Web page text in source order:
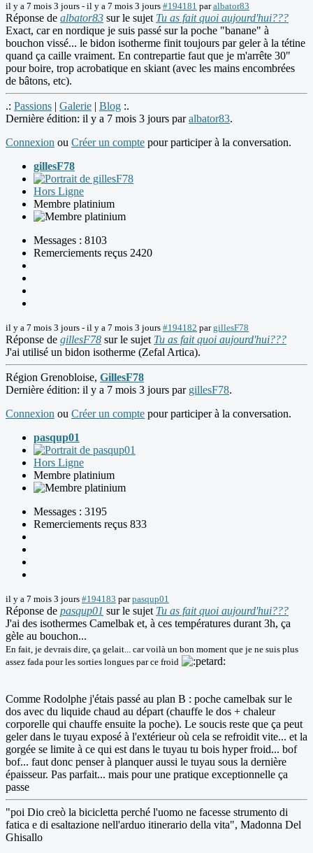
il y a 7 mois 3 jours - il y a 7 mois 3 jours #194181 paralbator83
Réponse de albator83 sur le sujet Tu as fait quoi aujourd'hui???
Exact, car en nordique je suis passé sur la poche "banane" à
bouchon vissé... le bidon isotherme finit toujours par geler à la tétine
quand ça caille vraiment. En contrepartie faut que je m'arrête 30"
pour boire, trop acrobatique en skiant (avec les mains encombrées
de bâtons, etc).
.: Passions | Galerie | Blog :.
Dernière édition: il y a 7 mois 3 jours paralbator83.
Connexion ou Créer un compte pour participer à la conversation.
gillesF78
Hors Ligne
Membre platinium
Messages : 8103
Remerciements reçus 2420
il y a 7 mois 3 jours - il y a 7 mois 3 jours #194182 pargillesF78
Réponse de gillesF78 sur le sujet Tu as fait quoi aujourd'hui???
J'ai utilisé un bidon isotherme (Zefal Artica).
Région Grenobloise, GillesF78
Dernière édition: il y a 7 mois 3 jours par gillesF78.
Connexion ou Créer un compte pour participer à la conversation.
pasqup01
Hors Ligne
Membre platinium
Messages : 3195
Remerciements reçus 833
il y a 7 mois 3 jours #194183 parpasqup01
Réponse de pasqup01 sur le sujet Tu as fait quoi aujourd'hui???
J'ai des isothermes Camelbak et, à ces températures durant 3h, ça
gèle au bouchon...
En fait, je devrais dire, ça gelait... car voilà un bon moment que je ne suis plus
assez fada pour les sorties longues par ce froid
Comme Rodolphe j'étais passé au plan B : poche camelbak sur le
dos avec du liquide chaud au départ (chauffe le dos + chaleur
corporelle qui chauffe ensuite la poche). Le soucis reste que ça peut
geler dans le tuyau exposé à l'extérieur où cela se refroidit vite... et la
gorgée se limite à ce qui est dans le tuyau tu bois hyper froid... bof
bof... faut donc penser à planquer aussi le tuyau sous la dernière
épaisseur. Pas parfait... mais pour une pratique exceptionnelle ça
passe
"poi Dio creò la bicicletta perché l'uomo ne facesse strumento di
fatica e di esaltazione nell'arduo itinerario della vita", Madonna Del
Ghisallo